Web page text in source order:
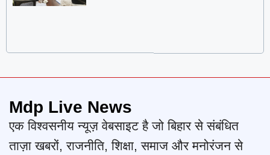
Mdp Live News
एक विश्वसनीय न्यूज़ वेबसाइट है जो बिहार से संबंधित
ताज़ा खबरों, राजनीति, शिक्षा, समाज और मनोरंजन से